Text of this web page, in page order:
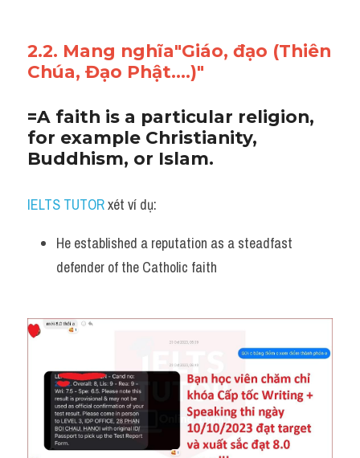
2.2. Mang nghĩa"Giáo, đạo (Thiên
Chúa, Đạo Phật....)"
=A faith is a particular religion,
for example Christianity,
Buddhism, or Islam.
IELTS TUTOR xét ví dụ:
He established a reputation as a steadfast
defender of the Catholic faith